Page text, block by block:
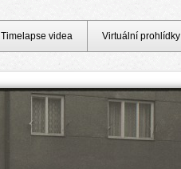
Timelapse videa Virtuální prohlídky